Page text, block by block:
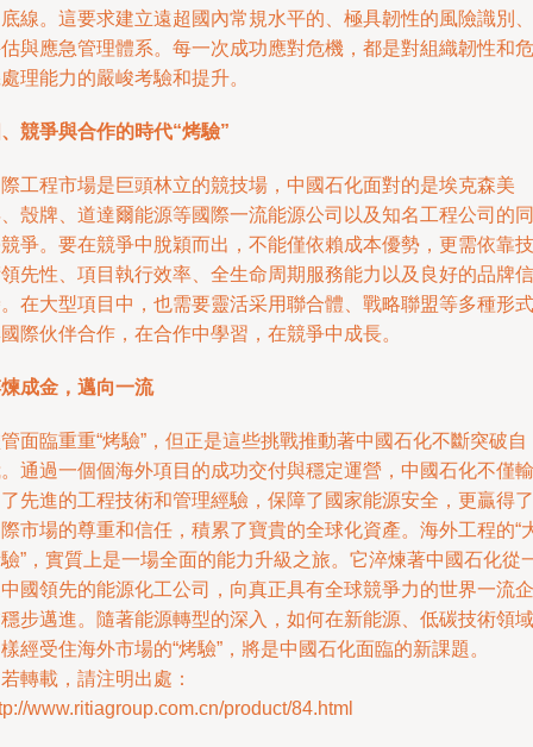
線。這要求建立遠超國內常規水平的、極具韌性的風險識別、
與應急管理體系。每一次成功應對危機，都是對組織韌性和危
理能力的嚴峻考驗和提升。
競爭與合作的時代“烤驗”
工程市場是巨頭林立的競技場，中國石化面對的是埃克森美
殼牌、道達爾能源等國際一流能源公司以及知名工程公司的同
爭。要在競爭中脫穎而出，不能僅依賴成本優勢，更需依靠技
先性、項目執行效率、全生命周期服務能力以及良好的品牌信
在大型項目中，也需要靈活采用聯合體、戰略聯盟等多種形式
際伙伴合作，在合作中學習，在競爭中成長。
成金，邁向一流
面臨重重“烤驗”，但正是這些挑戰推動著中國石化不斷突破自
通過一個個海外項目的成功交付與穩定運營，中國石化不僅輸
先進的工程技術和管理經驗，保障了國家能源安全，更贏得了
市場的尊重和信任，積累了寶貴的全球化資產。海外工程的“
”，實質上是一場全面的能力升級之旅。它淬煉著中國石化從
國領先的能源化工公司，向真正具有全球競爭力的世界一流企
步邁進。隨著能源轉型的深入，如何在新能源、低碳技術領域
經受住海外市場的“烤驗”，將是中國石化面臨的新課題。
轉載，請注明出處：
www.ritiagroup.com.cn/product/84.html